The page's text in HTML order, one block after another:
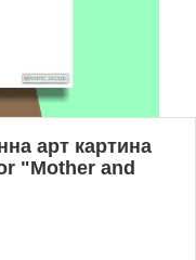
арт картина
"Mother and